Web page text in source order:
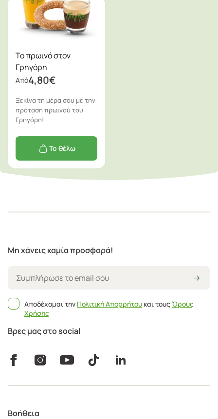
Το πρωινό στον
Γρηγόρη
Από4,80€
Ξεκίνα τη μέρα σου με την
πρόταση πρωινού του
Γρηγόρη!
Το θέλω
Μη χάνεις καμία προσφορά!
Αποδέχομαι την Πολιτική Απορρήτου και τουςΌρους
Χρήσης
Βρες μας στο social
Βοήθεια